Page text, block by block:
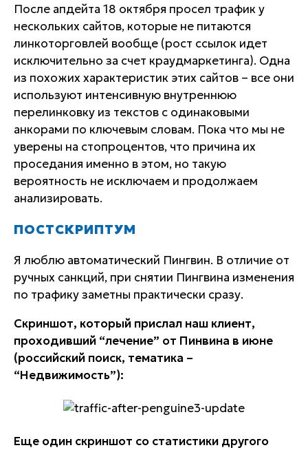
После апдейта 18 октября просел трафик у
нескольких сайтов, которые не питаются
линкоторговлей вообще (рост ссылок идет
исключительно за счет краудмаркетинга). Одна
из похожих характеристик этих сайтов – все они
используют интенсивную внутреннюю
перелинковку из текстов с одинаковыми
анкорами по ключевым словам. Пока что мы не
уверены на стопроцентов, что причина их
проседания именно в этом, но такую
вероятность не исключаем и продолжаем
анализировать.
ПОСТСКРИПТУМ
Я люблю автоматический Пингвин. В отличие от
ручных санкций, при снятии Пингвина изменения
по трафику заметны практически сразу.
Скриншот, который прислал наш клиент,
проходивший “лечение” от Пинвина в июне
(российский поиск, тематика –
“Недвижимость”):
Еще один скриншот со статистики другого